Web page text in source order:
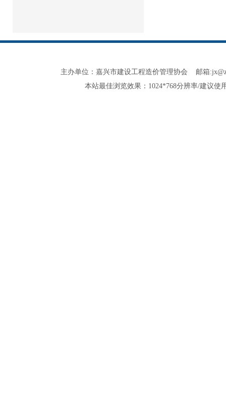
主办单位：嘉兴市建设工程造价管理协会 邮箱
本站最佳浏览效果：1024*768分辨率/建议